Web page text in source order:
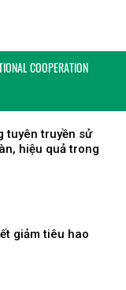
COOPERATION
tuyên truyền sử
hiệu quả trong
giảm tiêu hao